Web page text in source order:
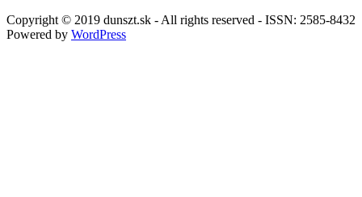
Copyright © 2019 dunszt.sk - All rights reserved - ISSN: 2585-8432
Powered by WordPress